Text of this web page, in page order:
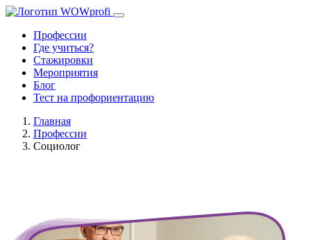
Профессии
Где учиться?
Стажировки
Мероприятия
Блог
Тест на профориентацию
Главная
Профессии
Социолог